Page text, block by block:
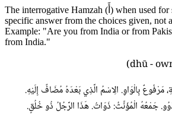
The interrogative Hamzah (أَ) when used for specification requires a
specific answer from the choices given, not
Example: "Are you from India or from
from India."
مَرْفُوعٌ بِالْوَاوِ. الِاسْمُ الَّذِي بَعْدَهُ مُضَافٌ إِلَيْهِ.
جَمْعُهُ الْمُؤَنَّثُ: ذَوَاتُ. هَذَا الرَّجُلُ ذُو خُلُقٍ.